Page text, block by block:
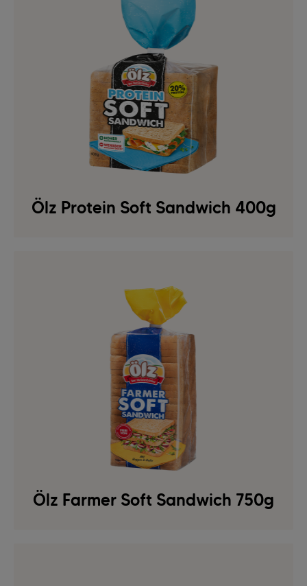
Ölz Protein Soft Sandwich 400g
Ölz Farmer Soft Sandwich 750g